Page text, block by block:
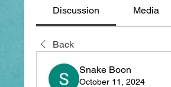
Discussion Media
Back
Snake Boon
October 11, 2024